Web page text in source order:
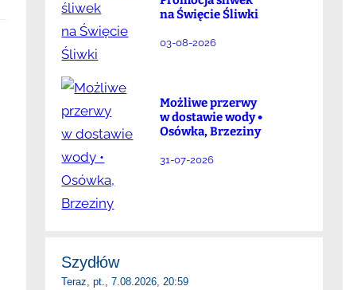
na Święcie Śliwki
03-08-2026
Możliwe przerwy
w dostawie wody •
Osówka, Brzeziny
31-07-2026